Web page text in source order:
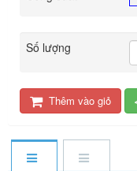
Số lượng
Thêm vào giỏ